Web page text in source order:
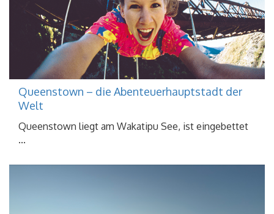
Queenstown – die Abenteuerhauptstadt der
Welt
Queenstown liegt am Wakatipu See, ist eingebettet
...